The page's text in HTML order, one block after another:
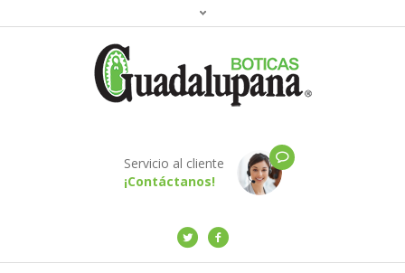
Servicio al cliente
¡Contáctanos!